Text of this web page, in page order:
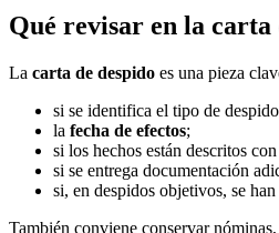
Qué revisar en la carta
La carta de despido es una pieza
si se identifica el tipo de
la fecha de efectos;
si los hechos están descritos
si se entrega documentación
si, en despidos objetivos, se
También conviene conservar